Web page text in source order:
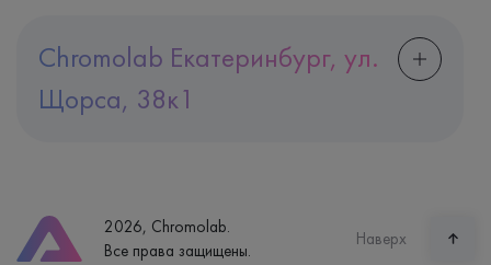
Chromolab Екатеринбург, ул.
Щорса, 38к1
Часы работы
пн-вс: 7:30-15:00
2026, Chromolab.
Все права защищены.
Наверх